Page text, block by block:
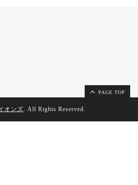
PAGE TOP
オンズ. All Rights Reserved.